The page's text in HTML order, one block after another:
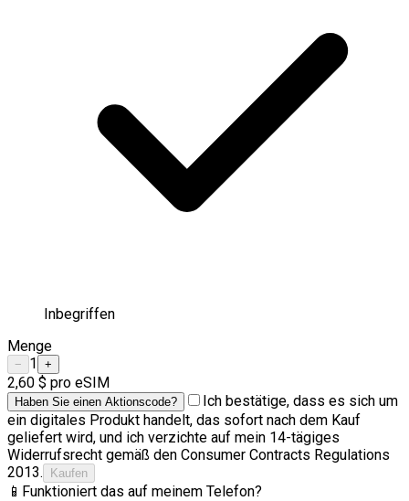
Inbegriffen
Menge
− 1 +
2,60 $ pro eSIM
Haben Sie einen Aktionscode?
Ich bestätige, dass es sich um
ein digitales Produkt handelt, das sofort nach dem Kauf
geliefert wird, und ich verzichte auf mein 14-tägiges
Widerrufsrecht gemäß den Consumer Contracts Regulations
2013.
Kaufen
📱 Funktioniert das auf meinem Telefon?